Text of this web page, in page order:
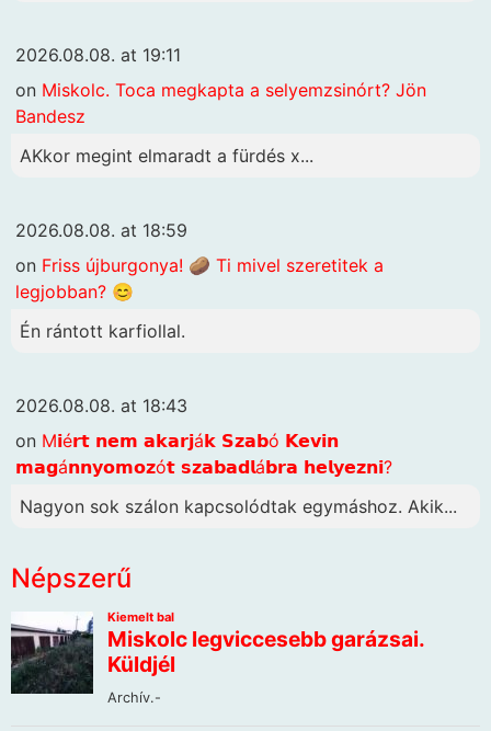
2026.08.08. at 19:11
on Miskolc. Toca megkapta a selyemzsinórt? Jön
Bandesz
AKkor megint elmaradt a fürdés x...
2026.08.08. at 18:59
on Friss újburgonya! 🥔 Ti mivel szeretitek a
legjobban? 😊
Én rántott karfiollal.
2026.08.08. at 18:43
on M𝗶é𝗿𝘁 𝗻𝗲𝗺 𝗮𝗸𝗮𝗿𝗷á𝗸 𝗦𝘇𝗮𝗯ó 𝗞𝗲𝘃𝗶𝗻
𝗺𝗮𝗴á𝗻𝗻𝘆𝗼𝗺𝗼𝘇ó𝘁 𝘀𝘇𝗮𝗯𝗮𝗱𝗹á𝗯𝗿𝗮 𝗵𝗲𝗹𝘆𝗲𝘇𝗻𝗶?
Nagyon sok szálon kapcsolódtak egymáshoz. Akik...
Népszerű